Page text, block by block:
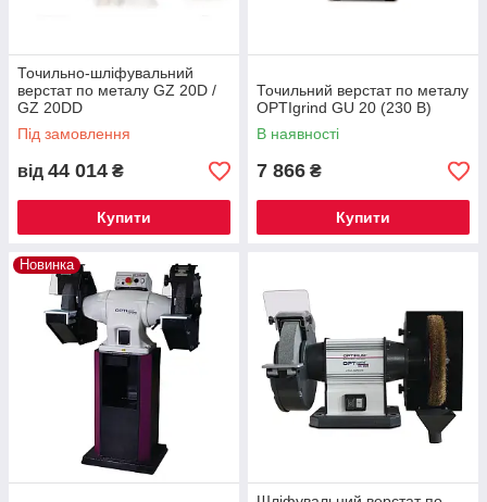
Точильно-шліфувальний
верстат по металу GZ 20D /
GZ 20DD
Під замовлення
від 44 014 ₴
Купити
Точильний верстат по металу
OPTIgrind GU 20 (230 В)
В наявності
7 866 ₴
Купити
Новинка